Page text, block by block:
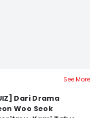
See More
Dari Drama
Woo Seok